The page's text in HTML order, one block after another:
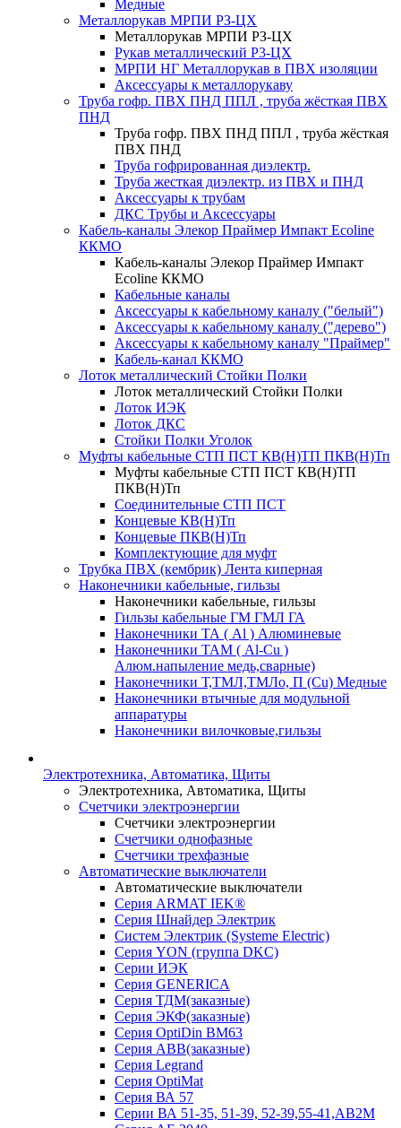
Медные
Металлорукав МРПИ РЗ-ЦХ
Металлорукав МРПИ РЗ-ЦХ
Рукав металлический Р3-ЦХ
МРПИ НГ Металлорукав в ПВХ изоляции
Аксессуары к металлорукаву
Труба гофр. ПВХ ПНД ППЛ , труба жёсткая ПВХ
ПНД
Труба гофр. ПВХ ПНД ППЛ , труба жёсткая
ПВХ ПНД
Труба гофрированная диэлектр.
Труба жесткая диэлектр. из ПВХ и ПНД
Аксессуары к трубам
ДКС Трубы и Аксессуары
Кабель-каналы Элекор Праймер Импакт Ecoline
ККМО
Кабель-каналы Элекор Праймер Импакт
Ecoline ККМО
Кабельные каналы
Аксессуары к кабельному каналу ("белый")
Аксессуары к кабельному каналу ("дерево")
Аксессуары к кабельному каналу "Праймер"
Кабель-канал ККМО
Лоток металлический Стойки Полки
Лоток металлический Стойки Полки
Лоток ИЭК
Лоток ДКС
Стойки Полки Уголок
Муфты кабельные СТП ПСТ КВ(Н)ТП ПКВ(Н)Тп
Муфты кабельные СТП ПСТ КВ(Н)ТП
ПКВ(Н)Тп
Соединительные СТП ПСТ
Концевые КВ(Н)Тп
Концевые ПКВ(Н)Тп
Комплектующие для муфт
Трубка ПВХ (кембрик) Лента киперная
Наконечники кабельные, гильзы
Наконечники кабельные, гильзы
Гильзы кабельные ГМ ГМЛ ГА
Наконечники ТА ( Al ) Алюминевые
Наконечники ТАМ ( Al-Cu )
Алюм.напыление медь,сварные)
Наконечники Т,ТМЛ,ТМЛо, П (Cu) Медные
Наконечники втычные для модульной
аппаратуры
Наконечники вилочковые,гильзы
Электротехника, Автоматика, Щиты
Электротехника, Автоматика, Щиты
Счетчики электроэнергии
Счетчики электроэнергии
Счетчики однофазные
Счетчики трехфазные
Автоматические выключатели
Автоматические выключатели
Серия ARMAT IEK®
Серия Шнайдер Электрик
Систем Электрик (Systeme Electric)
Серия YON (группа DKC)
Серии ИЭК
Серия GENERICA
Серия ТДМ(заказные)
Серия ЭКФ(заказные)
Серия OptiDin BM63
Серия АВВ(заказные)
Серия Legrand
Серия OptiMat
Серия ВА 57
Серии ВА 51-35, 51-39, 52-39,55-41,АВ2М